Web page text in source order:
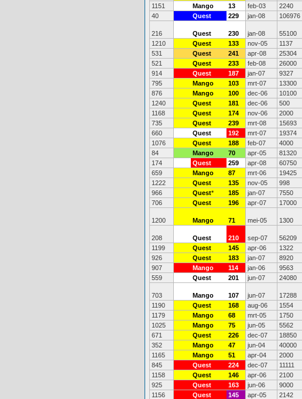
1151
Mango 13 feb-03 2240
40
Quest 229 jan-08 106976
216 Quest 230 jan-08 55100
1210
Quest 133 nov-05 1137
531
Quest 241 apr-08 25304
521
Quest 233 feb-08 26000
914
Quest 187 jan-07 9327
795
Mango 103 mrt-07 13300
876
Mango 100 dec-06 10100
1240
Quest 181 dec-06 500
1168
Quest 174 nov-06 2000
735
Quest 239 mrt-08 15693
660
Quest 192 mrt-07 19374
1076
Quest 188 feb-07 4000
84
Mango 70 apr-05 81320
174
Quest 259 apr-08 60750
659
Mango 87 mrt-06 19425
1222
Quest 135 nov-05 998
966
Quest* 185 jan-07 7550
706
Quest 196 apr-07 17000
1200 Mango 71 mei-05 1300
208 Quest 210 sep-07 56209
1199
Quest 145 apr-06 1322
926
Quest 183 jan-07 8920
907
Mango 114 jan-06 9563
559
Quest 201 jun-07 24080
703 Mango 107 jun-07 17288
1190
Quest 168 aug-06 1554
1179
Mango 68 mrt-05 1750
1025
Mango 75 jun-05 5562
671
Quest 226 dec-07 18850
352
Mango 47 jun-04 40000
1165
Mango 51 apr-04 2000
845
Quest 224 dec-07 11111
1158
Quest 146 apr-06 2100
925
Quest 163 jun-06 9000
1156
Quest 145 apr-05 2142